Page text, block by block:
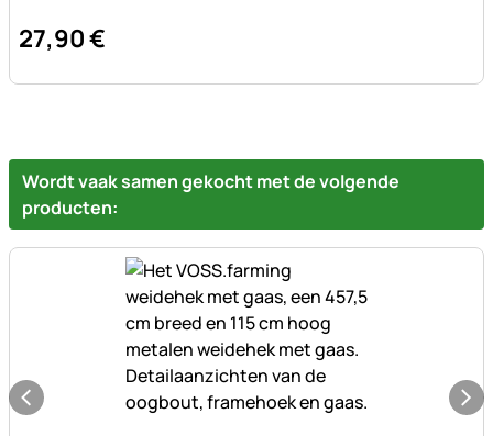
27,90€
Wordt vaak samen gekocht met de volgende
producten: